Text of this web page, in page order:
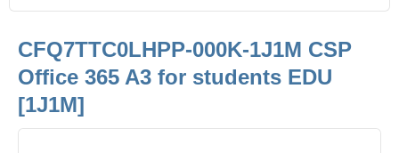
CFQ7TTC0LHPP-000K-1J1M CSP
Office 365 A3 for students EDU
[1J1M]